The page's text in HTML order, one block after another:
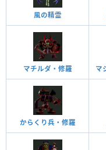
風の精霊
マチルダ・修羅 マ
からくり兵・修羅